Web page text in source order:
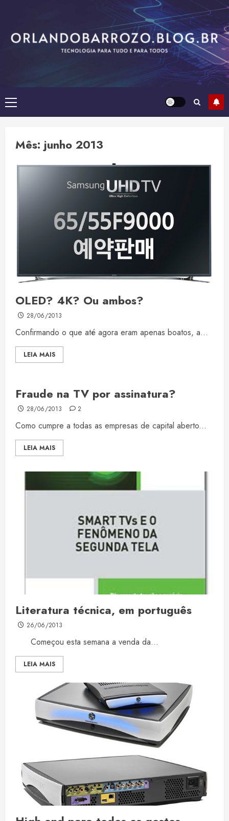
content
Primary
Menu
Mês: junho 2013
OLED? 4K? Ou ambos?
28/06/2013
Confirmando o que até agora eram apenas boatos, a...
LEIA MAIS
Fraude na TV por assinatura?
28/06/2013 2
Como cumpre a todas as empresas de capital aberto...
LEIA MAIS
Literatura técnica, em português
26/06/2013
Começou esta semana a venda da...
LEIA MAIS